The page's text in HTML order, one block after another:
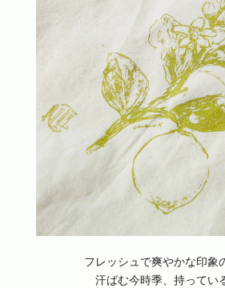
フレッシュで爽やかな印象
汗ばむ今時季、持ってい